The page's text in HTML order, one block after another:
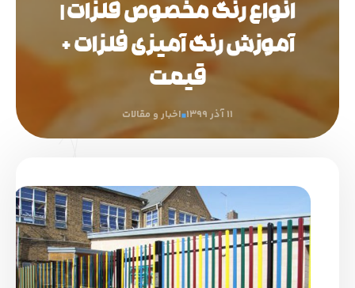
انواع رنگ مخصوص فلزات |
آموزش رنگ آمیزی فلزات +
قیمت
11 آذر 1399 اخبار و مقالات